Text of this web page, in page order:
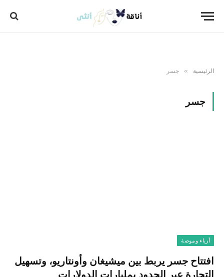
الرئيسية » جسر
جسر
أزياء وموضة
افتتاح جسر يربط بين ميشيغان وأونتاريو، وتسهيل
التجارة عبر الحدود بمليارات الدولارات